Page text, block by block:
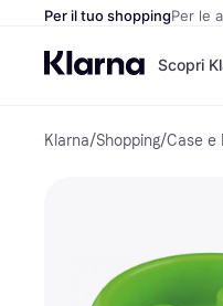
Per il tuo shoppingPer le
Scopri
Klarna/Shopping/Case e